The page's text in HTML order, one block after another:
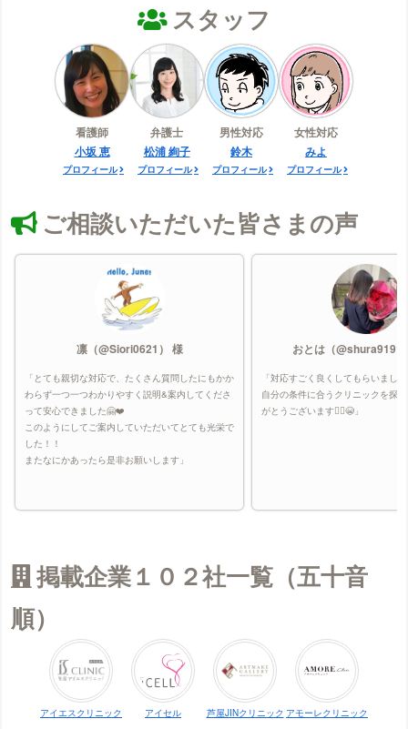
スタッフ
看護師
小坂 恵
プロフィール
弁護士
松浦 絢子
プロフィール
男性対応
鈴木
プロフィール
女性対応
みよ
プロフィール
ご相談いただいた皆さまの声
凛（@Siori0621） 様
「とても親切な対応で、たくさん質問したにもかか
わらず一つ一つわかりやすく説明&案内してくださ
って安心できました🤗❤️
このようにしてご案内していただいてとても光栄で
した！！
またなにかあったら是非お願いします」
おとは（
「対応すごく良くしてもらいまし
自分の条件に合うクリニックを探
がとうございます🙇‍♀️😭」
掲載企業１０２社一覧（五十音
順）
アイエスクリニック アイセル 芦屋JINクリニック アモーレクリニック